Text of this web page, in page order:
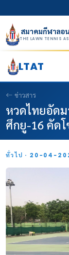
สมาคมกีฬาลอ
THE LAWN TENNIS
LTAT
ข่าวสาร
หวดไทยอัดม
ศึกยู-16 คัดโ
ทั่วไป · 20-04-